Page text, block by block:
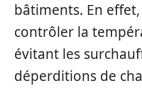
bâtiments. En
contrôler la
évitant les
déperditions de